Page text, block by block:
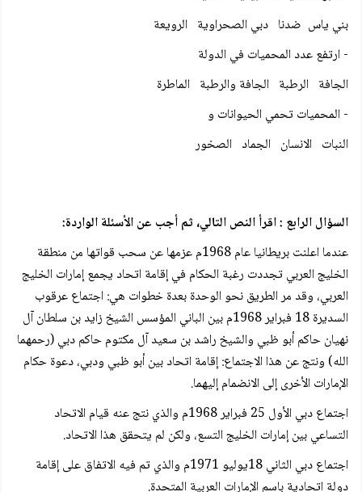
بني ياس ضدنا دبي الصحراوية الرويعة
- ارتفع عدد المحميات في الدولة
الجافة الرطبة الجافة والرطبة الماطرة
- المحميات تحمي الحيوانات و
النبات الانسان الجماد الصخور
السؤال الرابع : اقرأ النص التالي، ثم أجب عن الأسئلة الواردة:
عندما اعلنت بريطانيا عام 1968م عزمها عن سحب قواتها من منطقة
الخليج العربي تجددت رغبة الحكام في إقامة اتحاد يجمع إمارات الخليج
العربي، وقد مر الطريق نحو الوحدة بعدة خطوات هي: اجتماع عرقوب
السديرة 18 فبراير 1968م بين الباني المؤسس الشيخ زايد بن سلطان آل
نهيان حاكم أبو ظبي والشيخ راشد بن سعيد آل مكتوم حاكم دبي (رحمهما
الله) ونتج عن هذا الاجتماع: إقامة اتحاد بين أبو ظبي ودبي، دعوة حكام
الإمارات الأخرى إلى الانضمام إليهما.
اجتماع دبي الأول 25 فبراير 1968م والذي نتج عنه قيام الاتحاد
التساعي بين إمارات الخليج التسع، ولكن لم يتحقق هذا الاتحاد.
اجتماع دبي الثاني 18يوليو 1971م والذي تم فيه الاتفاق على إقامة
دولة اتحادية باسم الإمارات العربية المتحدة.